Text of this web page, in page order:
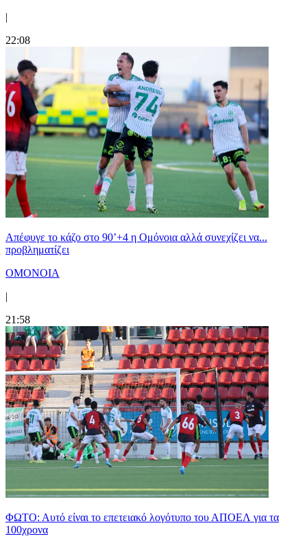
|
22:08
Απέφυγε το κάζο στο 90’+4 η Ομόνοια αλλά συνεχίζει να...
προβληματίζει
ΟΜΟΝΟΙΑ
|
21:58
ΦΩΤΟ: Αυτό είναι το επετειακό λογότυπο του ΑΠΟΕΛ για τα
100χρονα